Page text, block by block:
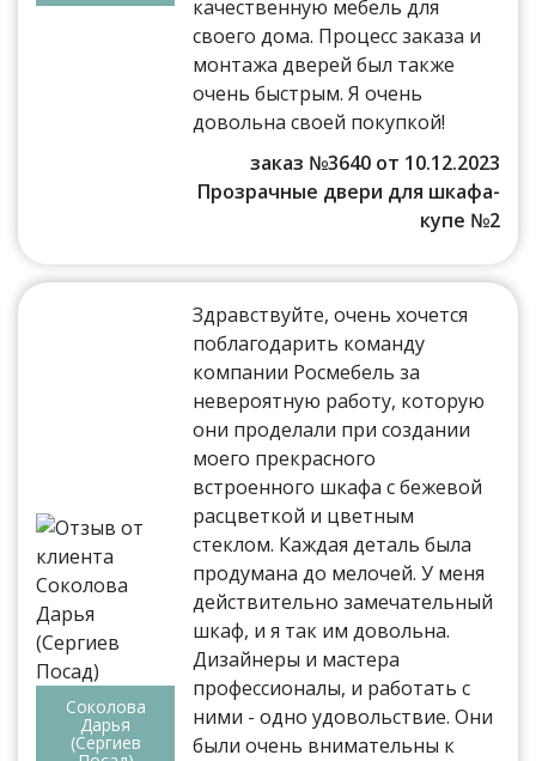
качественную мебель для
своего дома. Процесс заказа и
монтажа дверей был также
очень быстрым. Я очень
довольна своей покупкой!
заказ №3640 от 10.12.2023
Прозрачные двери для шкафа-
купе №2
Соколова
Дарья
(Сергиев
Здравствуйте, очень хочется
поблагодарить команду
компании Росмебель за
невероятную работу, которую
они проделали при создании
моего прекрасного
встроенного шкафа с бежевой
расцветкой и цветным
стеклом. Каждая деталь была
продумана до мелочей. У меня
действительно замечательный
шкаф, и я так им довольна.
Дизайнеры и мастера
профессионалы, и работать с
ними - одно удовольствие. Они
были очень внимательны к